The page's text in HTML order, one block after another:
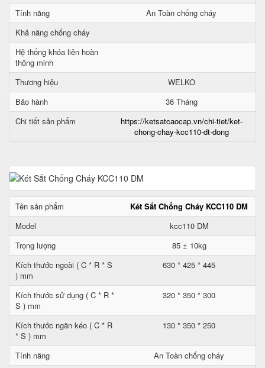
Tính năng
An Toàn chống cháy
Khả năng chống cháy
Hệ thống khóa liên hoàn
thông minh
Thương hiệu
WELKO
Bảo hành
36 Tháng
Chi tiết sản phẩm
https://ketsatcaocap.vn/chi-tiet/ket-
chong-chay-kcc110-dt-dong
Tên sản phẩm
Két Sắt Chống Cháy KCC110 DM
Model
kcc110 DM
Trọng lượng
85 ± 10kg
Kích thước ngoài ( C * R * S
) mm
630 * 425 * 445
Kích thước sử dụng ( C * R *
S ) mm
320 * 350 * 300
Kích thước ngăn kéo ( C * R
* S ) mm
130 * 350 * 250
Tính năng
An Toàn chống cháy